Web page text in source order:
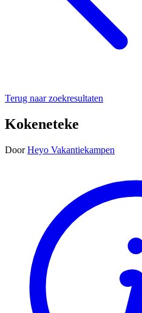
Terug naar zoekresultaten
Kokeneteke
Door Heyo Vakantiekampen